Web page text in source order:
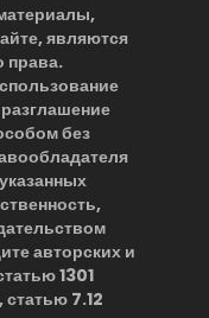
являются
права.
без
авторских и
1301
статью 7.12